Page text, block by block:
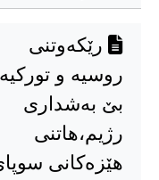
رێکەوتنی
روسیە و
بێ بەشداری
رژیم،هاتنی
هێزەکانی